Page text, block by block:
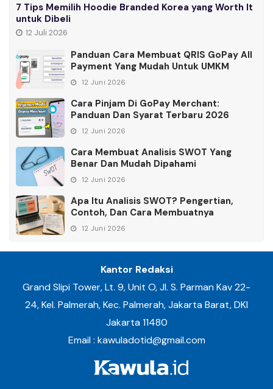
7 Tips Memilih Hoodie Branded Korea yang Worth It
untuk Dibeli
12 Juli 2026
Panduan Cara Membuat QRIS GoPay All
Payment Yang Mudah Untuk UMKM
12 Juni 2026
Cara Pinjam Di GoPay Merchant:
Panduan Dan Syarat Terbaru 2026
12 Juni 2026
Cara Membuat Analisis SWOT Yang
Benar Dan Mudah Dipahami
12 Juni 2026
Apa Itu Analisis SWOT? Pengertian,
Contoh, Dan Cara Membuatnya
12 Juni 2026
Kantor Redaksi
Grand Slipi Tower, Lt. 9, Unit O, Jl. S. Parman Kav 22-
24, Kel. Palmerah, Kec. Palmerah, Jakarta Barat, DKI
Jakarta 11480
Email : kawuladotid@gmail.com